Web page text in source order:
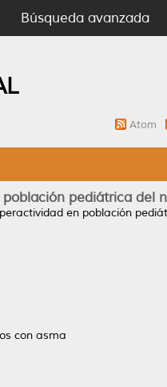
Búsqueda avanzada
Atom
pediátrica del
en población
con asma